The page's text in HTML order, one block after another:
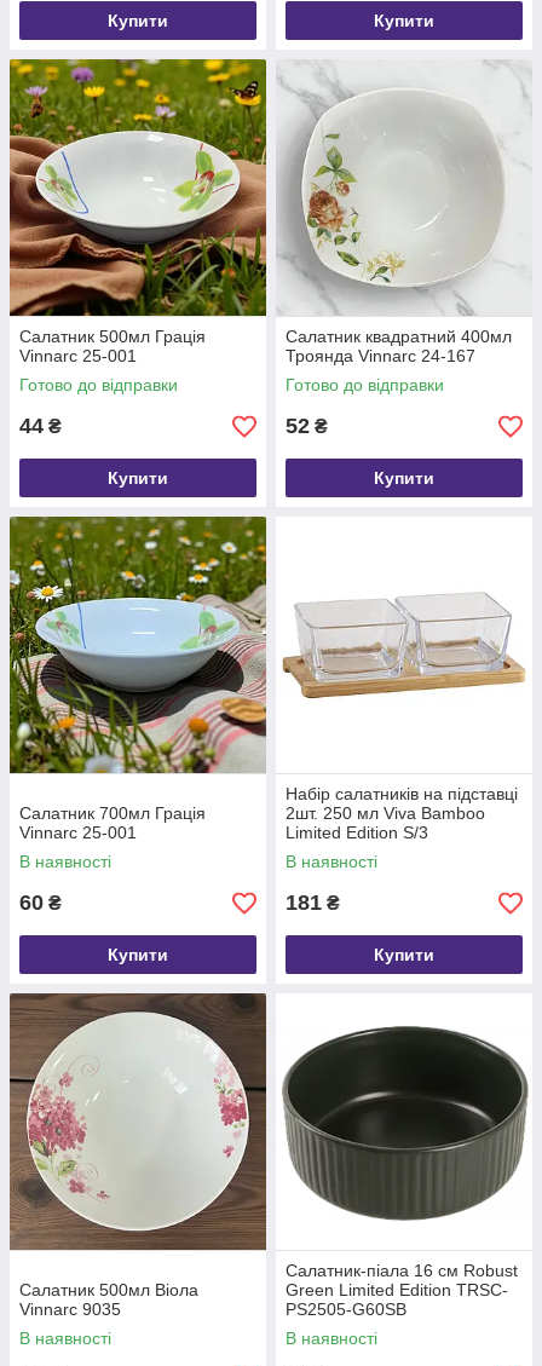
Купити Купити
Салатник 500мл Грація
Vinnarc 25-001
Готово до відправки
44 ₴
Купити
Салатник квадратний 400мл
Троянда Vinnarc 24-167
Готово до відправки
52 ₴
Купити
Салатник 700мл Грація
Vinnarc 25-001
В наявності
60 ₴
Купити
Набір салатників на підставці
2шт. 250 мл Viva Bamboo
Limited Edition S/3
В наявності
181 ₴
Купити
Салатник 500мл Віола
Vinnarc 9035
В наявності
Салатник-піала 16 см Robust
Green Limited Edition TRSC-
PS2505-G60SB
В наявності